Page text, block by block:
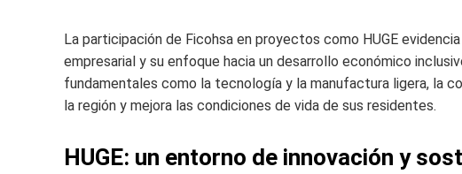
La participación de Ficohsa en proyectos como HUGE
empresarial y su enfoque hacia un desarrollo económico
fundamentales como la tecnología y la manufactura ligera, la
la región y mejora las condiciones de vida de sus residentes.
HUGE: un entorno de innovación y